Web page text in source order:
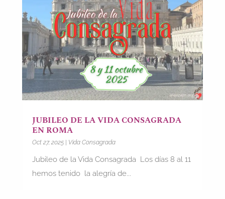
JUBILEO DE LA VIDA CONSAGRADA
EN ROMA
Oct 27, 2025| Vida Consagrada
Jubileo de la Vida Consagrada Los días 8 al 11
hemos tenido la alegría de...